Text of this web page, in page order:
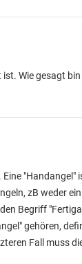
Wie gesagt
zB weder
Begriff
gehören,
Fall muss